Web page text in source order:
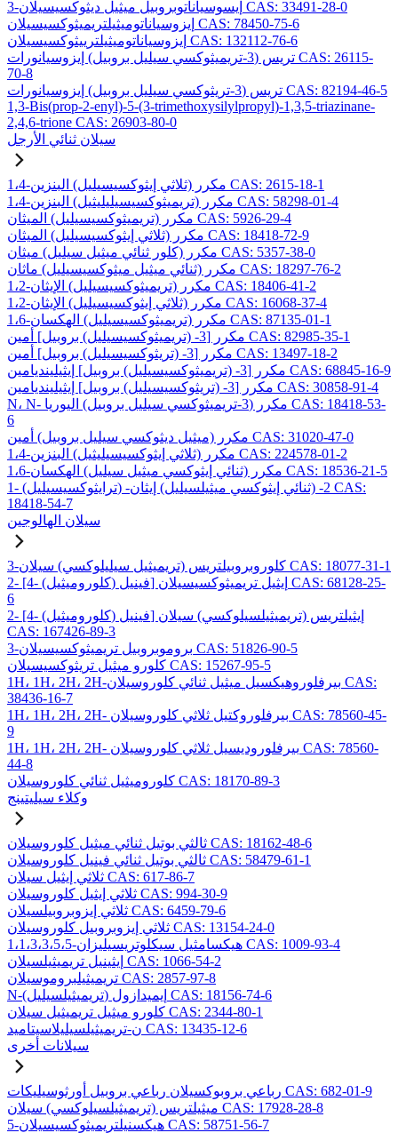
3-إيسوسياناتوبروبيل ميثيل ديثوكسيسيلان CAS: 33491-28-0
إيزوسياناتوميثيلتريميثوكسيسيلان CAS: 78450-75-6
إيزوسياناتوميثيلترييثوكسيسيلان CAS: 132112-76-6
تريس (3-تريميثوكسي سيليل بروبيل) إيزوسيانورات CAS: 26115-
70-8
تريس (3-تريثوكسي سيليل بروبيل) إيزوسيانورات CAS: 82194-46-5
1,3-Bis(prop-2-enyl)-5-(3-trimethoxysilylpropyl)-1,3,5-triazinane-
2,4,6-trione CAS: 26903-80-0
سيلان ثنائي الأرجل
1،4-مكرر (ثلاثي إيثوكسيسيليل) البنزين CAS: 2615-18-1
1،4-مكرر (تريميثوكسيسيليليثيل) البنزين CAS: 58298-01-4
مكرر (تريميثوكسيسيليل) الميثان CAS: 5926-29-4
مكرر (ثلاثي إيثوكسيسيليل) الميثان CAS: 18418-72-9
مكرر (كلور ثنائي ميثيل سيليل) ميثان CAS: 5357-38-0
مكرر (ثنائي ميثيل ميثوكسيسيليل) ماثان CAS: 18297-76-2
1،2-مكرر (تريميثوكسيسيليل) الإيثان CAS: 18406-41-2
1،2-مكرر (ثلاثي إيثوكسيسيليل) الإيثان CAS: 16068-37-4
1،6-مكرر (تريميثوكسيسيليل) الهكسان CAS: 87135-01-1
مكرر [3- (تريميثوكسيسيليل) بروبيل] أمين CAS: 82985-35-1
مكرر [3- (تريثوكسيسيليل) بروبيل] أمين CAS: 13497-18-2
مكرر [3- (تريميثوكسيسيليل) بروبيل] إيثيلينديامين CAS: 68845-16-9
مكرر [3- (تريثوكسيسيليل) بروبيل] إيثيلينديامين CAS: 30858-91-4
N، N- مكرر (3-تريميثوكسي سيليل بروبيل) اليوريا CAS: 18418-53-
6
مكرر (ميثيل ديثوكسي سيليل بروبيل) أمين CAS: 31020-47-0
1،4-مكرر (ثلاثي إيثوكسيسيليثيل) البنزين CAS: 224578-01-2
1،6-مكرر (ثنائي إيثوكسي ميثيل سيليل) الهكسان CAS: 18536-21-5
1- (ترايثوكسيسيليل) -2- (ثنائي إيثوكسي ميثيلسيليل) إيثان CAS:
18418-54-7
سيلان الهالوجين
3-كلوروبروبيلتريس (تريميثيل سيليلوكسي) سيلان CAS: 18077-31-1
2- [4- (كلوروميثيل) فينيل] إيثيل تريميثوكسيسيلان CAS: 68128-25-
6
2- [4- (كلوروميثيل) فينيل] إيثيلتريس (تريميثيلسيلوكسي) سيلان
CAS: 167426-89-3
3-بروموبروبيل تريميثوكسيسيلان CAS: 51826-90-5
كلورو ميثيل تريثوكسيسيلان CAS: 15267-95-5
1H، 1H، 2H، 2H-بيرفلوروهيكسيل ميثيل ثنائي كلوروسيلان CAS:
38436-16-7
1H، 1H، 2H، 2H- بيرفلوروكتيل ثلاثي كلوروسيلان CAS: 78560-45-
9
1H، 1H، 2H، 2H- بيرفلوروديسيل ثلاثي كلوروسيلان CAS: 78560-
44-8
كلوروميثيل ثنائي كلوروسيلان CAS: 18170-89-3
وكلاء سيليتينج
ثالثي بوتيل ثنائي ميثيل كلوروسيلان CAS: 18162-48-6
ثالثي بوتيل ثنائي فينيل كلوروسيلان CAS: 58479-61-1
ثلاثي إيثيل سيلان CAS: 617-86-7
ثلاثي إيثيل كلوروسيلان CAS: 994-30-9
ثلاثي إيزوبروبيلسيلان CAS: 6459-79-6
ثلاثي إيزوبروبيل كلوروسيلان CAS: 13154-24-0
1،1،3،3،5،5-هيكسامثيل سيكلوتريسيليزان CAS: 1009-93-4
إيثينيل تريميثيلسيلان CAS: 1066-54-2
تريميثيلبروموسيلان CAS: 2857-97-8
N-(تريميثيلسيليل) إيميدازول CAS: 18156-74-6
كلورو ميثيل تريميثيل سيلان CAS: 2344-80-1
ن-تريميثيلسيليلاسيتاميد CAS: 13435-12-6
سيلانات أخرى
رباعي بروبوكسيلان رباعي بروبيل أورثوسيليكات CAS: 682-01-9
ميثيلتريس (تريميثيلسيلوكسي) سيلان CAS: 17928-28-8
5-هيكسنيلتريميثوكسيسيلان CAS: 58751-56-7